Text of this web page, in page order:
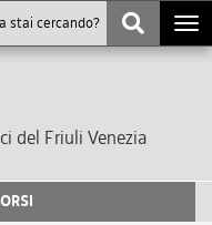
del Friuli Venezia